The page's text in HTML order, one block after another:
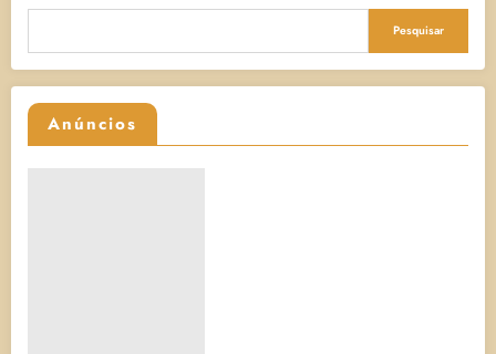
Pesquisar
Anúncios